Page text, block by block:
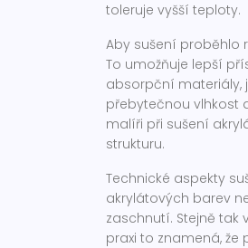
toleruje vyšší teploty.
Aby sušení proběhlo
To umožňuje lepší
absorpční materiály,
přebytečnou vlhkost
malíři při sušení
strukturu.
Technické aspekty
akrylátových barev
zaschnutí. Stejně tak
praxi to znamená,